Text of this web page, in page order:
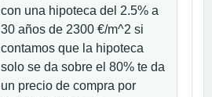
con una hipoteca del 2.5% a
30 años de 2300 €/m^2 si
contamos que la hipoteca
solo se da sobre el 80% te da
un precio de compra por